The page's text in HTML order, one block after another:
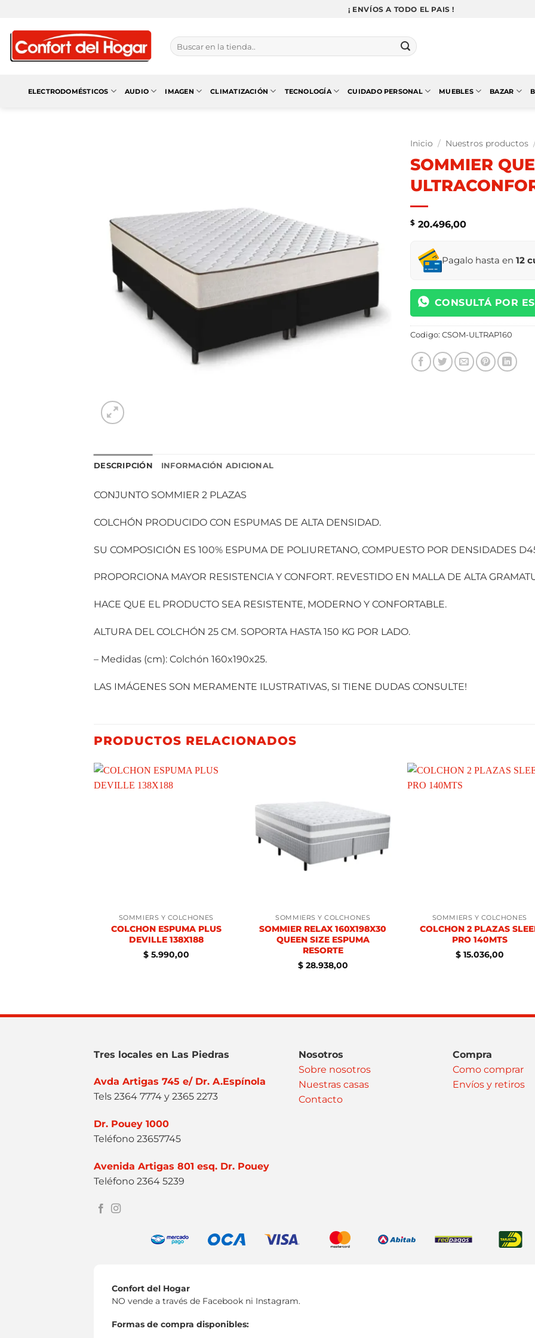
contenido
¡ ENVÍOS A TODO EL PAIS !
Buscar
por:
ELECTRODOMÉSTICOS AUDIO IMAGEN CLIMATIZACIÓN TECNOLOGÍA CUIDADO PERSONAL MUEBLES BAZAR
Inicio / Nuestros productos
SOMMIER
$ 20.496,00
Pagalo hasta en 12
CONSULTÁ POR
Codigo: CSOM-ULTRAP160
DESCRIPCIÓN INFORMACIÓN ADICIONAL
CONJUNTO SOMMIER 2 PLAZAS
COLCHÓN PRODUCIDO CON ESPUMAS DE ALTA DENSIDAD.
SU COMPOSICIÓN ES 100% ESPUMA DE POLIURETANO, COMPUESTO POR DENSIDADES
PROPORCIONA MAYOR RESISTENCIA Y CONFORT. REVESTIDO EN MALLA DE ALTA
HACE QUE EL PRODUCTO SEA RESISTENTE, MODERNO Y CONFORTABLE.
ALTURA DEL COLCHÓN 25 CM. SOPORTA HASTA 150 KG POR LADO.
– Medidas (cm): Colchón 160x190x25.
LAS IMÁGENES SON MERAMENTE ILUSTRATIVAS, SI TIENE DUDAS CONSULTE!
PRODUCTOS RELACIONADOS
SOMMIERS Y COLCHONES
COLCHON ESPUMA PLUS
DEVILLE 138X188
$5.990,00
SOMMIERS Y COLCHONES
SOMMIER RELAX 160X198X30
QUEEN SIZE ESPUMA
RESORTE
$28.938,00
SOMMIERS Y COLCHONES
COLCHON 2 PLAZAS
PRO 140MTS
$15.036,00
Tres locales en Las Piedras
Avda Artigas 745 e/ Dr. A.Espínola
Tels 2364 7774 y 2365 2273
Dr. Pouey 1000
Teléfono 23657745
Avenida Artigas 801 esq. Dr. Pouey
Teléfono 2364 5239
Nosotros
Sobre nosotros
Nuestras casas
Contacto
Compra
Como comprar
Envíos y retiros
Confort del Hogar
NO vende a través de Facebook ni Instagram.
Formas de compra disponibles: